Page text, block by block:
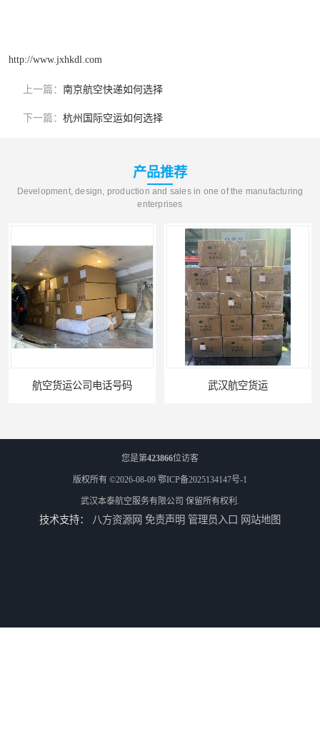
http://www.jxhkdl.com
上一篇： 南京航空快递如何选择
下一篇： 杭州国际空运如何选择
产品推荐
Development, design, production and sales in one of the manufacturing
enterprises
武汉航空货运 文件航空快运
您是第423866位访客
版权所有 ©2026-08-09 鄂ICP备2025134147号-1
武汉本泰航空服务有限公司 保留所有权利.
技术支持： 八方资源网 免责声明 管理员入口 网站地图